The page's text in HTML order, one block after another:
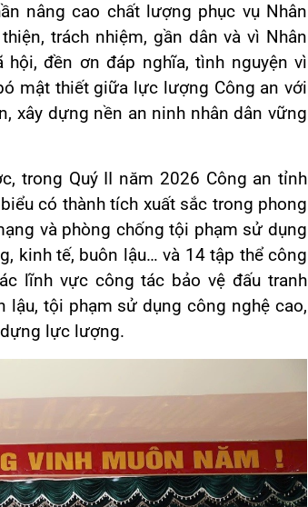
nâng cao chất lượng phục vụ Nhân
trách nhiệm, gần dân và vì Nhân
đền ơn đáp nghĩa, tình nguyện vì
mật thiết giữa lực lượng Công an với
xây dựng nền an ninh nhân dân vững
Quý II năm 2026 Công an tỉnh
có thành tích xuất sắc trong phong
và phòng chống tội phạm sử dụng
kinh tế, buôn lậu… và 14 tập thể công
lĩnh vực công tác bảo vệ đấu tranh
lậu, tội phạm sử dụng công nghệ cao,
dựng lực lượng.